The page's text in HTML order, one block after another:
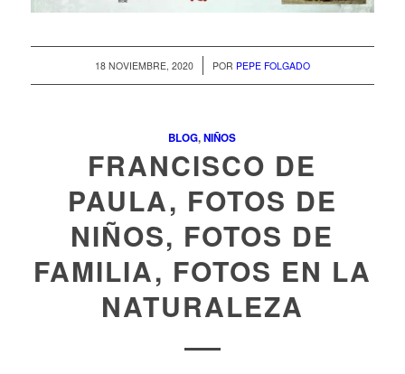
18 NOVIEMBRE, 2020
/ POR PEPE FOLGADO
BLOG,NIÑOS
FRANCISCO DE
PAULA, FOTOS DE
NIÑOS, FOTOS DE
FAMILIA, FOTOS EN LA
NATURALEZA